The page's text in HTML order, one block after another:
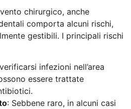
chirurgico, anche
comporta alcuni rischi,
gestibili. I principali rischi
infezioni nell’area
essere trattate
: Sebbene raro, in alcuni casi